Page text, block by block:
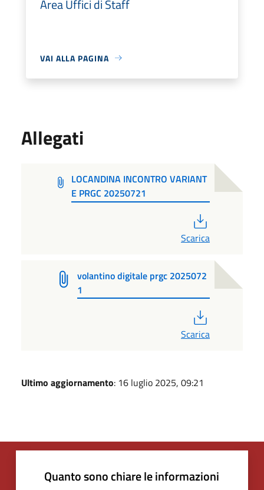
Area Uffici di Staff
VAI ALLA PAGINA
Allegati
LOCANDINA INCONTRO VARIANT
E PRGC 20250721
Scarica
volantino digitale prgc 2025072
1
Scarica
Ultimo aggiornamento: 16 luglio 2025, 09:21
Quanto sono chiare le informazioni